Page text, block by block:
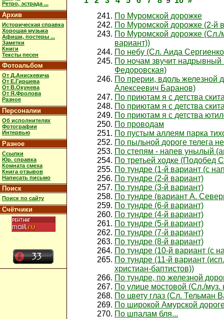
Ретро, эстрада ...
Архив
Историческая справка
Хорошая музыка
Афиши, постеры ...
Заметки
Книги
Тексты песен
Фотоальбом
От Д.Анискевича
От Е.Гиршева
От В.Окунева
От Я.Фролова
Разное
Персоналии
Об исполнителях
Фотографии
Интервью
Разное
Ссылки
Юр. справка
Комната смеха
Книга отзывов
Написать письмо
Поиск
Поиск по сайту
Счётчики
По Муромской дорожке
По Муромской дорожке (2-й
По Муромской дорожке (Сл./
вариант))
По небу (Сл. Аида
По ночам звучит
Федоровская)
По прерии, вдоль железной
Алексеевич Баранов)
По приютам я с детства
По приютам я с детства
По приютам я с детства
По проводам
По пустым аллеям парка
По пыльной дороге телега
По степям - напев унылый
По третьей ходке (Подобед
По тундре (1-й вариант (с
По тундре (2-й вариант)
По тундре (3-й вариант)
По тундре (вариант А.
По тундре (6-й вариант)
По тундре (4-й вариант)
По тундре (5-й вариант)
По тундре (7-й вариант)
По тундре (8-й вариант)
По тундре (10-й вариант (с
По тундре (11-й вариант
христиан-баптистов))
По тундре, по железной
По улице мостовой (Сл./муз.
По цвету глаз (Сл. Тельман
По широкой Амурской
По шпалам бля...